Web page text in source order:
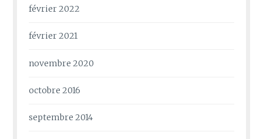
février 2022
février 2021
novembre 2020
octobre 2016
septembre 2014